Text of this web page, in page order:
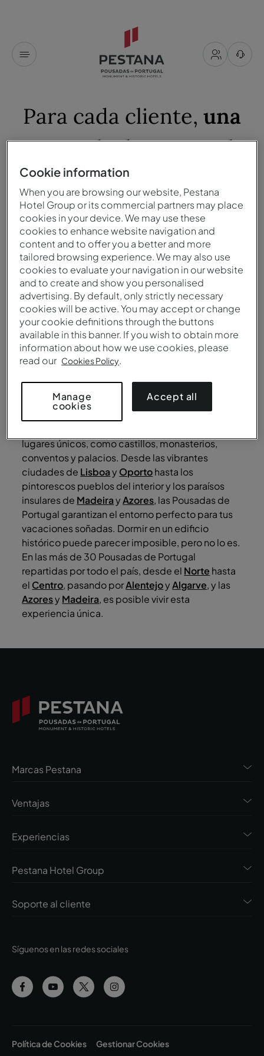
Para cada cliente, una
Pousada de Portugal
Ver todos los filtros
hotelesdisponibles para ti
Ordenar por
Enviar
1
En Pousadas de Portugal, encontrarás
próximas vacaciones
Las Pousadas de Portugal ofrecen una
lugares únicos, como castillos, monasterios,
conventos y palacios. Desde las vibrantes
ciudades de Lisboay Oportohasta los
pintorescos pueblos del interior y los paraísos
insulares de MadeirayAzores, las Pousadas de
Portugal garantizan el entorno perfecto para tus
vacaciones soñadas. Dormir en un edificio
histórico puede parecer imposible, pero no lo es.
En las más de 30 Pousadas de Portugal
repartidas por todo el país, desde el Norte hasta
el Centro, pasando porAlentejoyAlgarve, y las
Azoresy Madeira, es posible vivir esta
experiencia única.
Síguenos en las redes sociales
Marcas Pestana
Ventajas
Experiencias
Pestana Hotel Group
Soporte al cliente
Política de Cookies
Gestionar Cookies
Cookie information
When you are browsing our website, Pestana
Hotel Group or its commercial partners may place
cookies in your device. We may use these
cookies to enhance website navigation and
content and to offer you a better and more
tailored browsing experience. We may also use
cookies to evaluate your navigation in our website
and to create and show you personalised
advertising. By default, only strictly necessary
cookies will be active. You may accept or change
your cookie definitions through the buttons
available in this banner. If you wish to obtain more
information about how we use cookies, please
read our Cookies Policy.
Accept all
Manage
cookies